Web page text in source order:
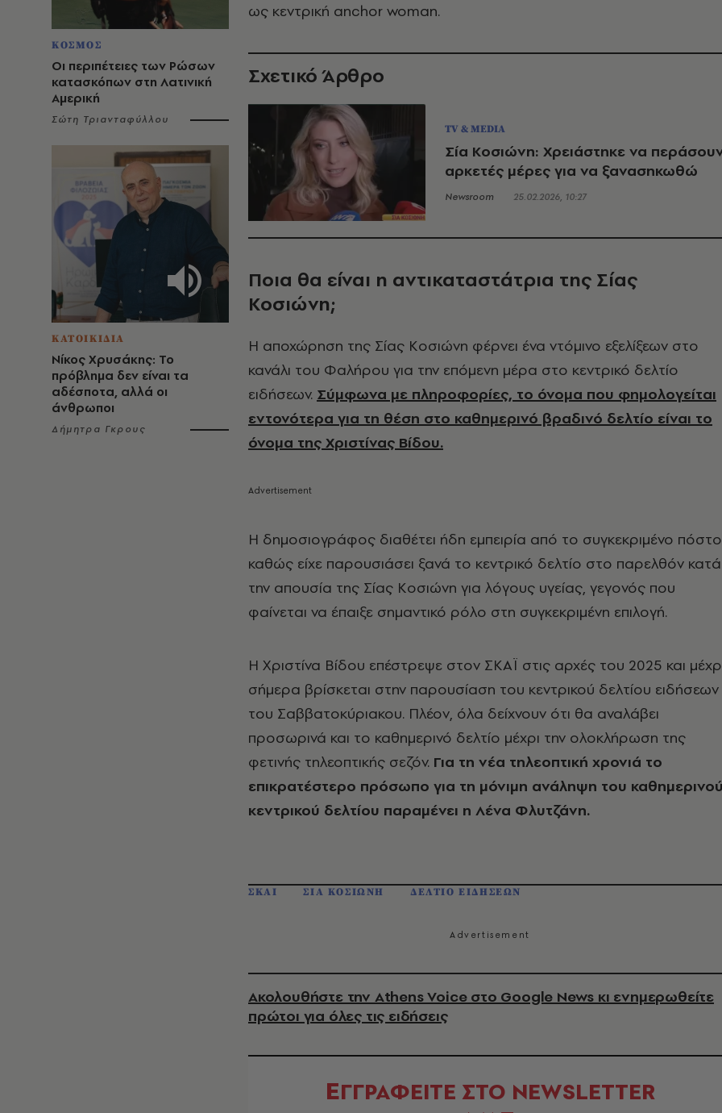
ΚΟΣΜΟΣ
Οι περιπέτειες των Ρώσων
κατασκόπων στη Λατινική
Αμερική
Σώτη Τριανταφύλλου
ΚΑΤΟΙΚΙΔΙΑ
Νίκος Χρυσάκης: Το
πρόβλημα δεν είναι τα
αδέσποτα, αλλά οι
άνθρωποι
Δήμητρα Γκρους
ως κεντρική anchor woman.
Σχετικό Άρθρο
TV & MEDIA
Σία Κοσιώνη: Χρειάστηκε να
αρκετές μέρες για να ξανασηκωθώ
Newsroom 25.02.2026, 10:27
Ποια θα είναι η αντικαταστάτρια της Σίας
Κοσιώνη;
Η αποχώρηση της Σίας Κοσιώνη φέρνει ένα ντόμινο εξελίξεων στο
κανάλι του Φαλήρου για την επόμενη μέρα στο κεντρικό δελτίο
ειδήσεων. Σύμφωνα με πληροφορίες, το όνομα που φημολογείται
εντονότερα για τη θέση στο καθημερινό βραδινό δελτίο είναι το
όνομα της Χριστίνας Βίδου.
Η δημοσιογράφος διαθέτει ήδη εμπειρία από το συγκεκριμένο
καθώς είχε παρουσιάσει ξανά το κεντρικό δελτίο στο παρελθόν κατά
την απουσία της Σίας Κοσιώνη για λόγους υγείας, γεγονός που
φαίνεται να έπαιξε σημαντικό ρόλο στη συγκεκριμένη επιλογή.
Η Χριστίνα Βίδου επέστρεψε στον ΣΚΑΪ στις αρχές του 2025 και
σήμερα βρίσκεται στην παρουσίαση του κεντρικού δελτίου ειδήσεων
του Σαββατοκύριακου. Πλέον, όλα δείχνουν ότι θα αναλάβει
προσωρινά και το καθημερινό δελτίο μέχρι την ολοκλήρωση της
φετινής τηλεοπτικής σεζόν. Για τη νέα τηλεοπτική χρονιά το
επικρατέστερο πρόσωπο για τη μόνιμη ανάληψη του
κεντρικού δελτίου παραμένει η Λένα Φλυτζάνη.
ΣΚΑΙ ΣΙΑ ΚΟΣΙΩΝΗ ΔΕΛΤΙΟ ΕΙΔΗΣΕΩΝ
Ακολουθήστε την Athens Voice στο Google News κι ενημερωθείτε
πρώτοι για όλες τις ειδήσεις
ΕΓΓΡΑΦΕΙΤΕ ΣΤΟ NEWSLETTER